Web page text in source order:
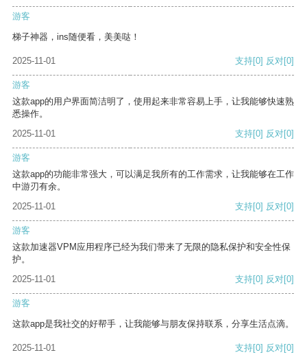
游客
梯子神器，ins随便看，美美哒！
2025-11-01 支持[0] 反对[0]
游客
这款app的用户界面简洁明了，使用起来非常容易上手，让我能够快速熟
悉操作。
2025-11-01
支持[0] 反对[0]
游客
这款app的功能非常强大，可以满足我所有的工作需求，让我能够在工作
中游刃有余。
2025-11-01
支持[0] 反对[0]
游客
这款加速器VPM应用程序已经为我们带来了无限的隐私保护和安全性保
护。
2025-11-01
支持[0] 反对[0]
游客
这款app是我社交的好帮手，让我能够与朋友保持联系，分享生活点滴。
2025-11-01 支持[0] 反对[0]